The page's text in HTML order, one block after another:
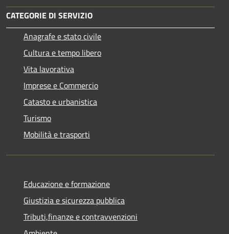
CATEGORIE DI SERVIZIO
Anagrafe e stato civile
Cultura e tempo libero
Vita lavorativa
Imprese e Commercio
Catasto e urbanistica
Turismo
Mobilità e trasporti
Educazione e formazione
Giustizia e sicurezza pubblica
Tributi,finanze e contravvenzioni